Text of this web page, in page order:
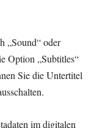
„Sound“ oder
Option „Subtitles“
Sie die Untertitel
im digitalen